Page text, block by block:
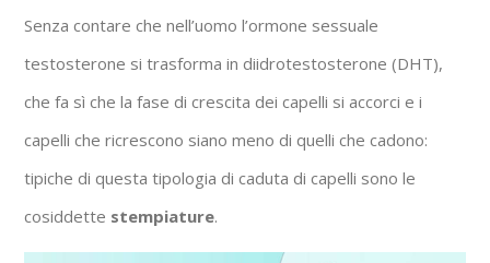
Senza contare che nell’uomo l’ormone sessuale
testosterone si trasforma in diidrotestosterone (DHT),
che fa sì che la fase di crescita dei capelli si accorci e i
capelli che ricrescono siano meno di quelli che cadono:
tipiche di questa tipologia di caduta di capelli sono le
cosiddette stempiature.